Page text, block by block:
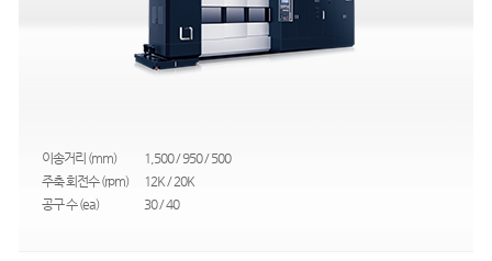
이송거리 (mm)
1,500 / 950 / 500
주축 회전수 (rpm)
12K / 20K
공구 수 (ea)
30 / 40